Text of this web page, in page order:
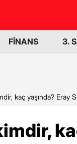
FİNANS 3.
kaç yaşında? Eray